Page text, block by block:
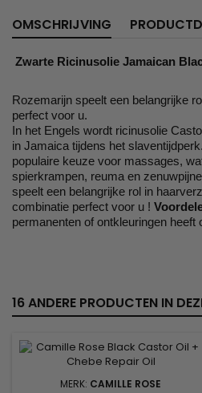
OMSCHRIJVING
Zwarte Ricinusolie Jamaican
Rozemarijn speelt een belangrijke
perfect voor u.
In het Engels wordt ricinusolie
in Jamaica tijdens het
populaire keuze voor massages,
spierkrampen, reuma en
speelt een belangrijke rol in
combinatie perfect voor u !
permanenten of ontkleuringen heeft
16 ANDERE PRODUCTEN IN
MERK: CAMILLE ROSE